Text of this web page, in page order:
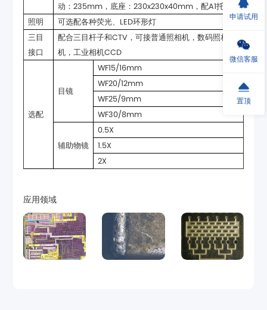
动：235mm，底座：230x230x40mm，配A1托架
照明
可选配各种荧光、LED环形灯
接口 机，工业相机CCD
选配
目镜
WF15/16mm
WF20/12mm
WF25/9mm
WF30/8mm
辅助物镜
0.5X
1.5X
2X
应用领域
申请试用
微信客服
置顶